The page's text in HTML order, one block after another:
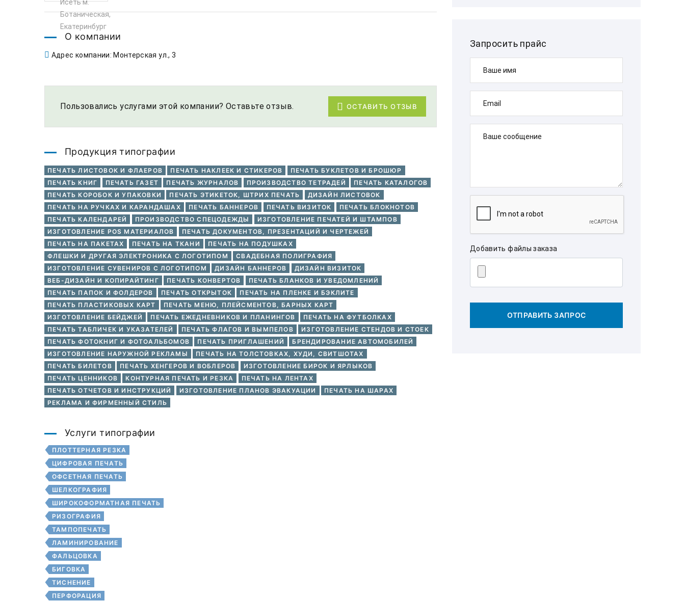
О компании
Адрес компании: Монтерская ул., 3
Пользовались услугами этой компании? Оставьте отзыв. ОСТАВИТЬ ОТЗЫВ
Продукция типографии
ПЕЧАТЬ ЛИСТОВОК И ФЛАЕРОВ ПЕЧАТЬ НАКЛЕЕК И СТИКЕРОВ
ПЕЧАТЬ БУКЛЕТОВ И БРОШЮР
ПЕЧАТЬ КНИГ
ПЕЧАТЬ ГАЗЕТ ПЕЧАТЬ ЖУРНАЛОВ ПРОИЗВОДСТВО ТЕТРАДЕЙ
ПЕЧАТЬ КАТАЛОГОВ
ПЕЧАТЬ КОРОБОК И УПАКОВКИ
ПЕЧАТЬ ЭТИКЕТОК, ШТРИХ ПЕЧАТЬ
ДИЗАЙН ЛИСТОВОК
ПЕЧАТЬ НА РУЧКАХ И КАРАНДАШАХ
ПЕЧАТЬ БАННЕРОВ ПЕЧАТЬ ВИЗИТОК
ПЕЧАТЬ БЛОКНОТОВ
ПЕЧАТЬ КАЛЕНДАРЕЙ
ПРОИЗВОДСТВО СПЕЦОДЕЖДЫ
ИЗГОТОВЛЕНИЕ ПЕЧАТЕЙ И ШТАМПОВ
ИЗГОТОВЛЕНИЕ POS МАТЕРИАЛОВ
ПЕЧАТЬ ДОКУМЕНТОВ, ПРЕЗЕНТАЦИЙ И ЧЕРТЕЖЕЙ
ПЕЧАТЬ НА ПАКЕТАХ
ПЕЧАТЬ НА ТКАНИ
ПЕЧАТЬ НА ПОДУШКАХ
ФЛЕШКИ И ДРУГАЯ ЭЛЕКТРОНИКА С ЛОГОТИПОМ
СВАДЕБНАЯ ПОЛИГРАФИЯ
ИЗГОТОВЛЕНИЕ СУВЕНИРОВ С ЛОГОТИПОМ
ДИЗАЙН БАННЕРОВ
ДИЗАЙН ВИЗИТОК
ВЕБ-ДИЗАЙН И КОПИРАЙТИНГ
ПЕЧАТЬ КОНВЕРТОВ
ПЕЧАТЬ БЛАНКОВ И УВЕДОМЛЕНИЙ
ПЕЧАТЬ ПАПОК И ФОЛДЕРОВ
ПЕЧАТЬ ОТКРЫТОК
ПЕЧАТЬ НА ПЛЕНКЕ И БЭКЛИТЕ
ПЕЧАТЬ ПЛАСТИКОВЫХ КАРТ
ПЕЧАТЬ МЕНЮ, ПЛЕЙСМЕНТОВ, БАРНЫХ КАРТ
ИЗГОТОВЛЕНИЕ БЕЙДЖЕЙ
ПЕЧАТЬ ЕЖЕДНЕВНИКОВ И ПЛАНИНГОВ
ПЕЧАТЬ НА ФУТБОЛКАХ
ПЕЧАТЬ ТАБЛИЧЕК И УКАЗАТЕЛЕЙ
ПЕЧАТЬ ФЛАГОВ И ВЫМПЕЛОВ
ИЗГОТОВЛЕНИЕ СТЕНДОВ И СТОЕК
ПЕЧАТЬ ФОТОКНИГ И ФОТОАЛЬБОМОВ
ПЕЧАТЬ ПРИГЛАШЕНИЙ
БРЕНДИРОВАНИЕ АВТОМОБИЛЕЙ
ИЗГОТОВЛЕНИЕ НАРУЖНОЙ РЕКЛАМЫ
ПЕЧАТЬ НА ТОЛСТОВКАХ, ХУДИ, СВИТШОТАХ
ПЕЧАТЬ БИЛЕТОВ
ПЕЧАТЬ ХЕНГЕРОВ И ВОБЛЕРОВ
ИЗГОТОВЛЕНИЕ БИРОК И ЯРЛЫКОВ
ПЕЧАТЬ ЦЕННИКОВ
КОНТУРНАЯ ПЕЧАТЬ И РЕЗКА
ПЕЧАТЬ НА ЛЕНТАХ
ПЕЧАТЬ ОТЧЕТОВ И ИНСТРУКЦИЙ
ИЗГОТОВЛЕНИЕ ПЛАНОВ ЭВАКУАЦИИ
ПЕЧАТЬ НА ШАРАХ
РЕКЛАМА И ФИРМЕННЫЙ СТИЛЬ
Услуги типографии
ПЛОТТЕРНАЯ РЕЗКА
ЦИФРОВАЯ ПЕЧАТЬ
ОФСЕТНАЯ ПЕЧАТЬ
ШЕЛКОГРАФИЯ
ШИРОКОФОРМАТНАЯ ПЕЧАТЬ
РИЗОГРАФИЯ
ТАМПОПЕЧАТЬ
ЛАМИНИРОВАНИЕ
ФАЛЬЦОВКА
БИГОВКА
ТИСНЕНИЕ
ПЕРФОРАЦИЯ
Запросить прайс
Ваше имя
Email
Ваше сообщение
Добавить файлы заказа
ОТПРАВИТЬ ЗАПРОС